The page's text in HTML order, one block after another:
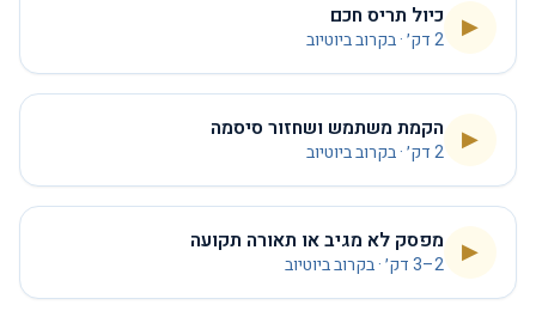
▶ כיול תריס חכם
2 דק׳ · בקרוב ביוטיוב
▶ הקמת משתמש ושחזור סיסמה
2 דק׳ · בקרוב ביוטיוב
▶ מפסק לא מגיב או תאורה תקועה
2–3 דק׳ · בקרוב ביוטיוב